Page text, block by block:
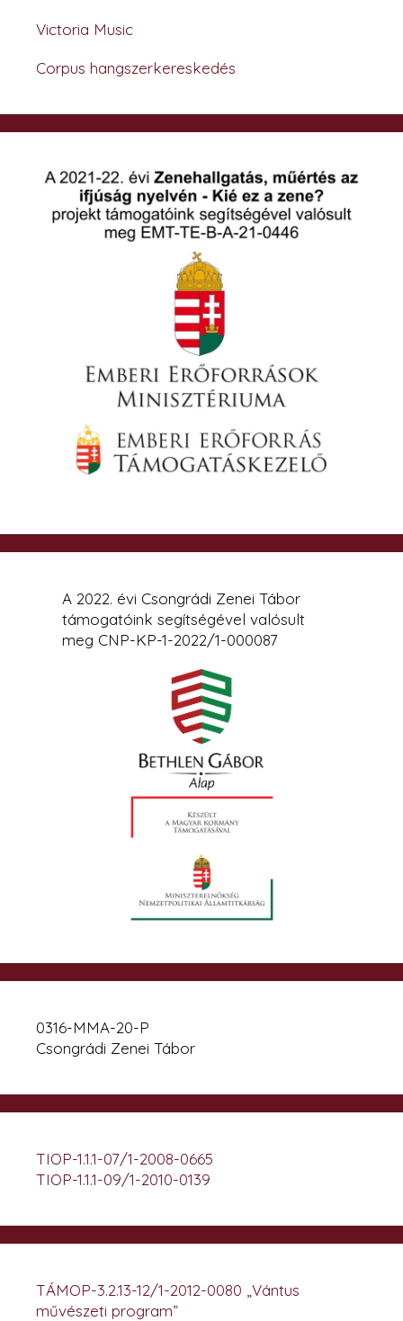
Victoria Music
Corpus hangszerkereskedés
A 2022. évi Csongrádi Zenei Tábor
támogatóink segítségével valósult
meg CNP-KP-1-2022/1-000087
0316-MMA-20-P
Csongrádi Zenei Tábor
TIOP-1.1.1-07/1-2008-0665
TIOP-1.1.1-09/1-2010-0139
TÁMOP-3.2.13-12/1-2012-0080 „Vántus
művészeti program”